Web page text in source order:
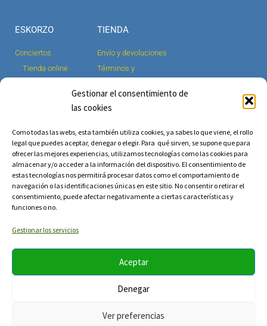
Gestionar el consentimiento de
las cookies
Como todas las webs, esta también utiliza cookies, ya sabes lo que viene, el rollo
legal que puedes aceptar, denegar o elegir. Para qué sirven, se supone que para
ofrecer las mejores experiencias, utilizamos tecnologías como las cookies para
almacenar y/o acceder a la información del dispositivo. El consentimiento de
estas tecnologías nos permitirá procesar datos como el comportamiento de
navegación o las identificaciones únicas en este sitio. No consentir o retirar el
consentimiento, puede afectar negativamente a ciertas características y
funciones o no.
Gestionar los servicios
Aceptar
Denegar
Ver preferencias
ESKORZO
Conciertos
Tienda online
Biografía
Contacto
TIENDA
Envío y devoluciones
Términos y
Aviso legal y política
de privacidad
NEWSLETTER